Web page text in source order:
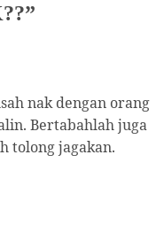
”
nak dengan orang
Bertabahlah juga
tolong jagakan.